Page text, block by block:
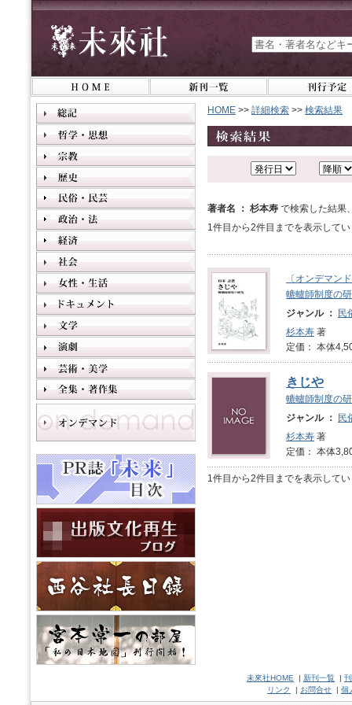
HOME >> 詳細検索 >> 検索結果
著者名 ： 杉本寿 で検索した結果
1件目から2件目までを表示して
〔オンデマン
轆轤師制度の
ジャンル ：
民
杉本寿 著
定価： 本体
きじや
轆轤師制度の
ジャンル ：
民
杉本寿 著
定価： 本体
1件目から2件目までを表示して
未來社HOME | 新刊一覧 |
リンク
| お問合せ | 個